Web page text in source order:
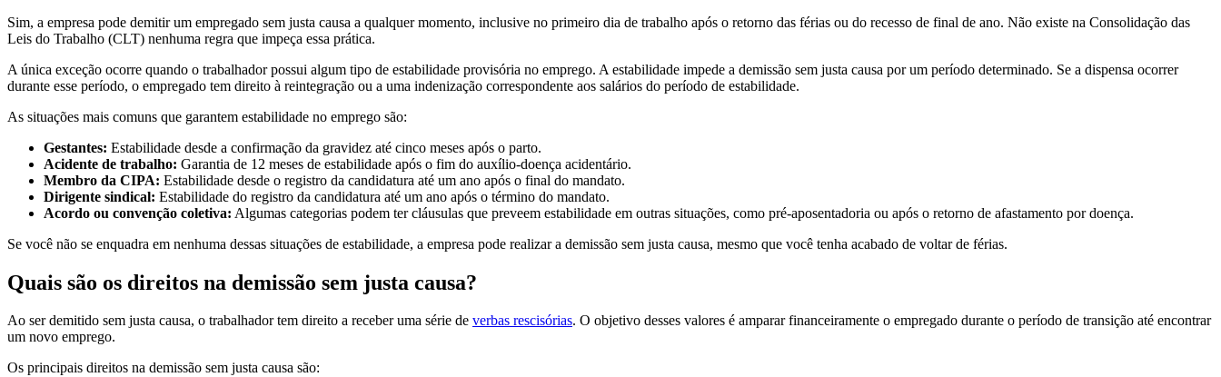
Sim, a empresa pode demitir um empregado sem justa causa a qualquer momento, inclusive no primeiro dia de trabalho após o retorno das férias ou do recesso de final de ano. Não existe na Consolidação das
Leis do Trabalho (CLT) nenhuma regra que impeça essa prática.
A única exceção ocorre quando o trabalhador possui algum tipo de estabilidade provisória no emprego. A estabilidade impede a demissão sem justa causa por um período determinado. Se a dispensa ocorrer
durante esse período, o empregado tem direito à reintegração ou a uma indenização correspondente aos salários do período de estabilidade.
As situações mais comuns que garantem estabilidade no emprego são:
Gestantes: Estabilidade desde a confirmação da gravidez até cinco meses após o parto.
Acidente de trabalho: Garantia de 12 meses de estabilidade após o fim do auxílio-doença acidentário.
Membro da CIPA: Estabilidade desde o registro da candidatura até um ano após o final do mandato.
Dirigente sindical: Estabilidade do registro da candidatura até um ano após o término do mandato.
Acordo ou convenção coletiva: Algumas categorias podem ter cláusulas que preveem estabilidade em outras situações, como pré-aposentadoria ou após o retorno de afastamento por doença.
Se você não se enquadra em nenhuma dessas situações de estabilidade, a empresa pode realizar a demissão sem justa causa, mesmo que você tenha acabado de voltar de férias.
Quais são os direitos na demissão sem justa causa?
Ao ser demitido sem justa causa, o trabalhador tem direito a receber uma série de verbas rescisórias. O objetivo desses valores é amparar financeiramente o empregado durante o período de transição até encontrar
um novo emprego.
Os principais direitos na demissão sem justa causa são: